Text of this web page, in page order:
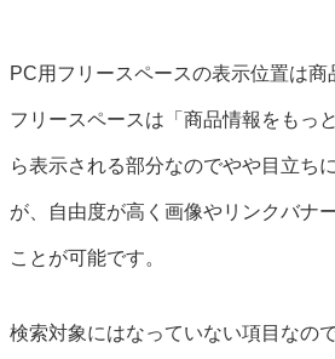
PC用フリースペースの表示位置は
フリースペースは「商品情報をもっ
ら表示される部分なのでやや目立ち
が、自由度が高く画像やリンクバナ
ことが可能です。
検索対象にはなっていない項目なの